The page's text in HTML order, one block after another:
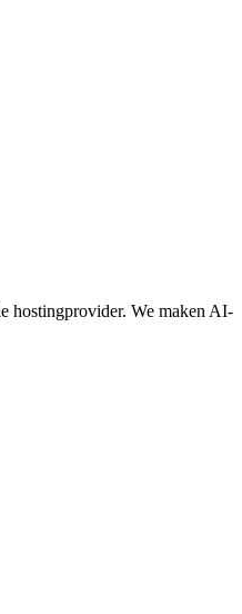
hostingprovider. We maken AI-